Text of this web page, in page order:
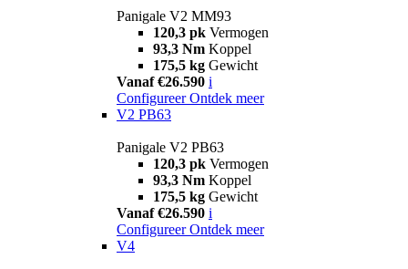
Panigale V2 MM93
120,3 pk Vermogen
93,3 Nm Koppel
175,5 kg Gewicht
Vanaf €26.590 i
Configureer Ontdek meer
V2 PB63
Panigale V2 PB63
120,3 pk Vermogen
93,3 Nm Koppel
175,5 kg Gewicht
Vanaf €26.590 i
Configureer Ontdek meer
V4